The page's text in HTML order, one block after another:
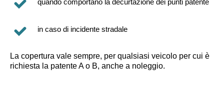
quando comportano la decurtazione dei punti patente
in caso di incidente stradale
La copertura vale sempre, per qualsiasi veicolo per cui è
richiesta la patente A o B, anche a noleggio.